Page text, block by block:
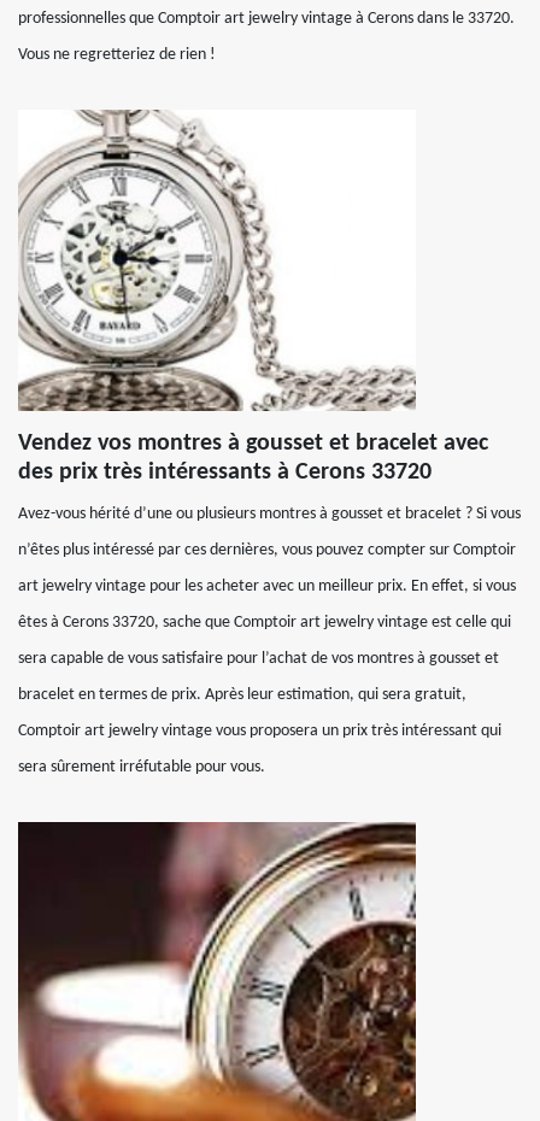
professionnelles que Comptoir art jewelry vintage à Cerons dans le 33720.
Vous ne regretteriez de rien !
Vendez vos montres à gousset et bracelet avec
des prix très intéressants à Cerons 33720
Avez-vous hérité d’une ou plusieurs montres à gousset et bracelet ? Si vous
n’êtes plus intéressé par ces dernières, vous pouvez compter sur Comptoir
art jewelry vintage pour les acheter avec un meilleur prix. En effet, si vous
êtes à Cerons 33720, sache que Comptoir art jewelry vintage est celle qui
sera capable de vous satisfaire pour l’achat de vos montres à gousset et
bracelet en termes de prix. Après leur estimation, qui sera gratuit,
Comptoir art jewelry vintage vous proposera un prix très intéressant qui
sera sûrement irréfutable pour vous.